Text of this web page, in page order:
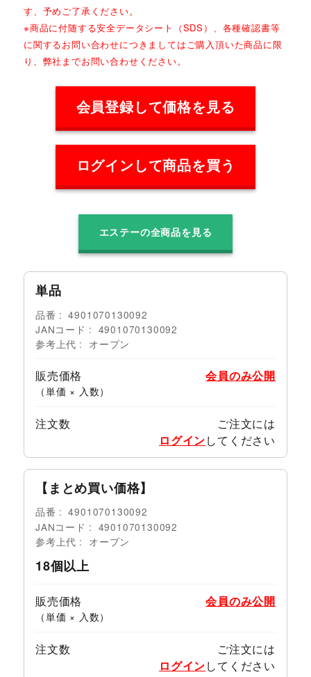
す、予めご了承ください。
※商品に付随する安全データシート（SDS）、各種確認書等
に関するお問い合わせにつきましてはご購入頂いた商品に限
り、弊社までお問い合わせください。
会員登録して価格を見る
ログインして商品を買う
エステーの全商品を見る
単品
品番
4901070130092
JANコード
4901070130092
参考上代
オープン
販売価格
（単価 × 入数）
会員のみ公開
注文数
ご注文には
ログインしてください
【まとめ買い価格】
品番
4901070130092
JANコード
4901070130092
参考上代
オープン
18個以上
販売価格
（単価 × 入数）
会員のみ公開
注文数
ご注文には
ログインしてください